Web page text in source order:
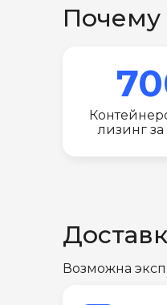
Почему
лизинг
Возможна